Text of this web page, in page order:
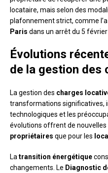
locataire, mais selon des
plafonnement strict, comme
Paris dans un arrêt du 5 février
Évolutions
de la gestion des
La gestion des charges
transformations significatives,
technologiques et les
évolutions offrent de
propriétaires que pour les
La transition énergétique
changements. Le Diagnostic